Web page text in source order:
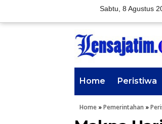
Sabtu, 8 Agustus
Home Peristiwa
Home »Pemerintahan »